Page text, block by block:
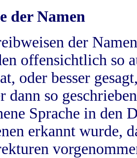
der Namen
der
offensichtlich so
oder besser
dann so
Sprache in
erkannt wurde,